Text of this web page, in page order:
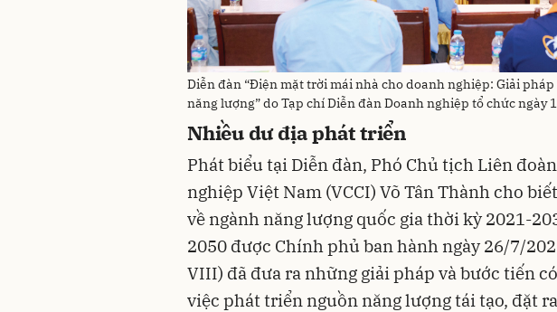
Diễn đàn “Điện mặt trời mái nhà cho doanh nghiệp: Giải
năng lượng” do Tạp chí Diễn đàn Doanh nghiệp tổ chức ngày
Nhiều dư địa phát triển
Phát biểu tại Diễn đàn, Phó Chủ tịch Liên
nghiệp Việt Nam (VCCI) Võ Tân Thành cho
về ngành năng lượng quốc gia thời kỳ 2021-
2050 được Chính phủ ban hành ngày 26/7/
VIII) đã đưa ra những giải pháp và bước tiến
việc phát triển nguồn năng lượng tái tạo, đặt